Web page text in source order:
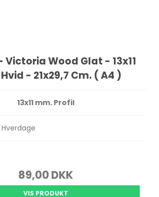
Victoria Wood Glat - 13x11
- 21x29,7 Cm. ( A4 )
13x11 mm. Profil
89,00 DKK
VIS PRODUKT